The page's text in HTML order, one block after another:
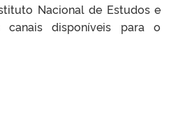
Nacional de Estudos e
canais disponíveis para o